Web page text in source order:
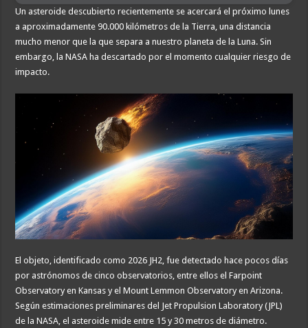
Un asteroide descubierto recientemente se acercará el próximo lunes
a aproximadamente 90.000 kilómetros de la Tierra, una distancia
mucho menor que la que separa a nuestro planeta de la Luna. Sin
embargo, la NASA ha descartado por el momento cualquier riesgo de
impacto.
El objeto, identificado como 2026 JH2, fue detectado hace pocos días
por astrónomos de cinco observatorios, entre ellos el Farpoint
Observatory en Kansas y el Mount Lemmon Observatory en Arizona.
Según estimaciones preliminares del Jet Propulsion Laboratory (JPL)
de la NASA, el asteroide mide entre 15 y 30 metros de diámetro.